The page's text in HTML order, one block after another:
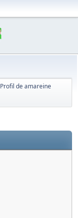
Profil de amareine